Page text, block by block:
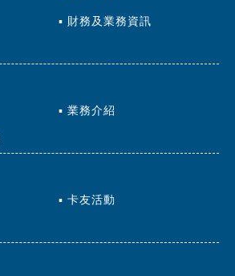
財務及業務資訊
業務介紹
卡友活動